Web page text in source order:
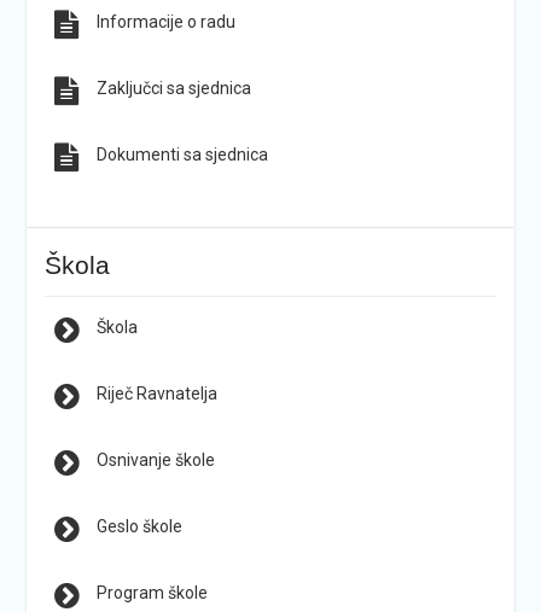
Informacije o radu
Zaključci sa sjednica
Dokumenti sa sjednica
Škola
Škola
Riječ Ravnatelja
Osnivanje škole
Geslo škole
Program škole